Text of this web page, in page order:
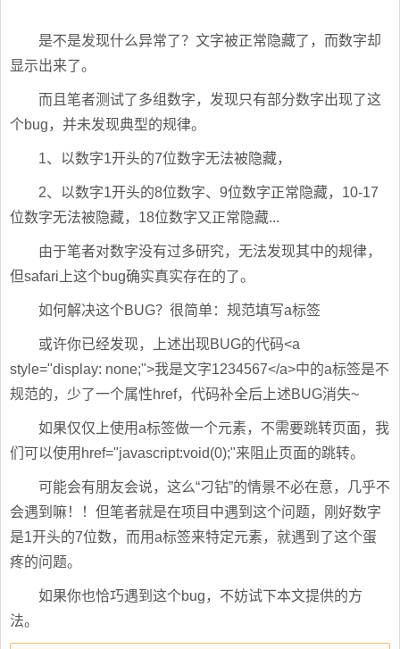
是不是发现什么异常了？文字被正常隐藏了，而数字却
显示出来了。
而且笔者测试了多组数字，发现只有部分数字出现了这
个bug，并未发现典型的规律。
1、以数字1开头的7位数字无法被隐藏，
2、以数字1开头的8位数字、9位数字正常隐藏，10-17
位数字无法被隐藏，18位数字又正常隐藏...
由于笔者对数字没有过多研究，无法发现其中的规律，
但safari上这个bug确实真实存在的了。
如何解决这个BUG？很简单：规范填写a标签
或许你已经发现，上述出现BUG的代码<a
style="display: none;">我是文字1234567</a>中的a标签是不
规范的，少了一个属性href，代码补全后上述BUG消失~
如果仅仅上使用a标签做一个元素，不需要跳转页面，我
们可以使用href="javascript:void(0);"来阻止页面的跳转。
可能会有朋友会说，这么“刁钻”的情景不必在意，几乎不
会遇到嘛！！但笔者就是在项目中遇到这个问题，刚好数字
是1开头的7位数，而用a标签来特定元素，就遇到了这个蛋
疼的问题。
如果你也恰巧遇到这个bug，不妨试下本文提供的方
法。